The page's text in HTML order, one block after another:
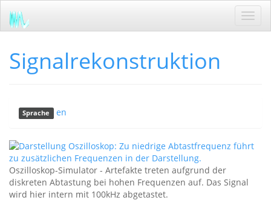
Signalrekonstruktion
Sprache en
Oszilloskop-Simulator - Artefakte treten aufgrund der
diskreten Abtastung bei hohen Frequenzen auf. Das Signal
wird hier intern mit 100kHz abgetastet.